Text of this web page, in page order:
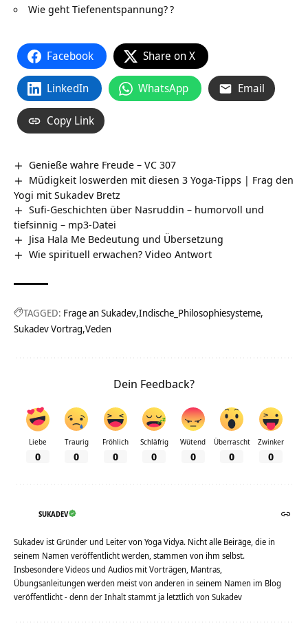
Wie geht Tiefenentspannung??
Facebook Share on X
LinkedIn WhatsApp Email
Copy Link
Genieße wahre Freude – VC 307
Müdigkeit loswerden mit diesen 3 Yoga-Tipps | Frag den
Yogi mit Sukadev Bretz
Sufi-Geschichten über Nasruddin – humorvoll und
tiefsinnig – mp3-Datei
Jisa Hala Me Bedeutung und Übersetzung
Wie spirituell erwachen? Video Antwort
TAGGED: Frage an Sukadev Indische_Philosophiesysteme
Sukadev Vortrag Veden
Dein Feedback?
Liebe
0
Traurig
0
Fröhlich
0
Schläfrig
0
Wütend
0
Überrascht
0
Zwinker
0
SUKADEV
Sukadev ist Gründer und Leiter von Yoga Vidya. Nicht alle Beiräge, die in
seinem Namen veröffentlicht werden, stammen von ihm selbst.
Insbesondere Videos und Audios mit Vorträgen, Mantras,
Übungsanleitungen werden meist von anderen in seinem Namen im Blog
veröffentlicht - denn der Inhalt stammt ja letztlich von Sukadev